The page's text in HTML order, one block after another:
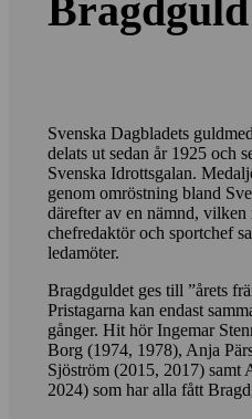
Bragdguld
Svenska Dagbladets
delats ut sedan år 1925 och
Svenska Idrottsgalan.
genom omröstning bland
därefter av en nämnd, vilken
chefredaktör och sportchef
ledamöter.
Bragdguldet ges till ”årets
Pristagarna kan endast
gånger. Hit hör Ingemar
Borg (1974, 1978), Anja
Sjöström (2015, 2017) samt
2024) som har alla fått